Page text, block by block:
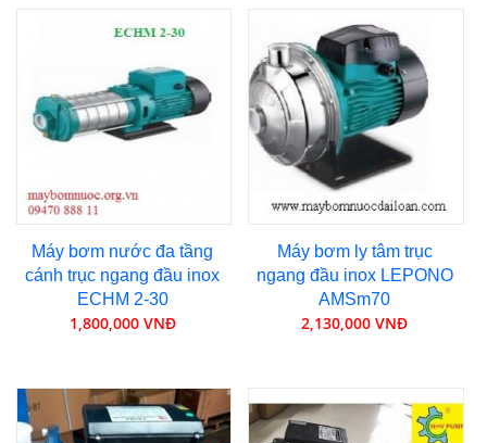
Máy bơm nước đa tầng
cánh trục ngang đầu inox
ECHM 2-30
1,800,000 VNĐ
Máy bơm ly tâm trục
ngang đầu inox LEPONO
AMSm70
2,130,000 VNĐ